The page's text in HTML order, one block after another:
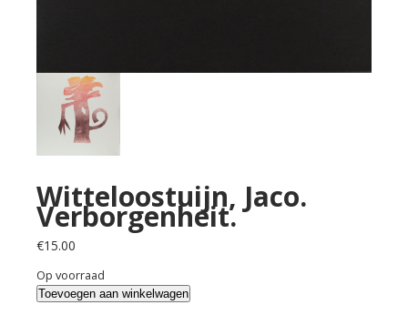
Witteloostuijn, Jaco.
Verborgenheit.
€15.00
Op voorraad
Witteloostuijn,
Toevoegen aan winkelwagen